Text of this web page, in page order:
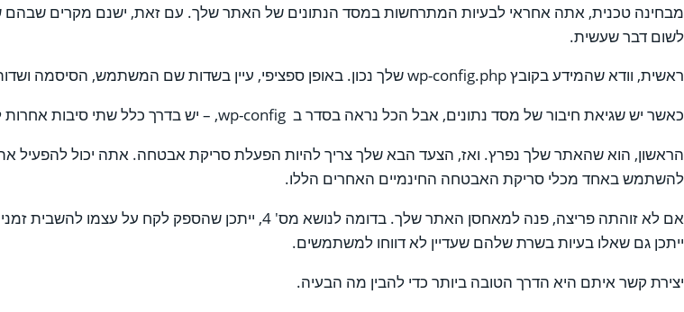
מבחינה טכנית, אתה אחראי לבעיות המתרחשות במסד הנתונים של האתר שלך. עם זאת, ישנם מקרים שבהם
לשום דבר שעשית.
ראשית, וודא שהמידע בקובץ wp-config.php שלך נכון. באופן ספציפי, עיין בשדות שם המשתמש, הסיסמה ושדות המאחסן. אם משהו שגוי שם, עדכן, שמור ובדוק את האתר שלך.
כאשר יש שגיאת חיבור של מסד נתונים, אבל הכל נראה בסדר ב wp-config, – יש בדרך כלל שתי סיבות אחרות לכך.
להשתמש באחד מכלי סריקת האבטחה החינמיים האחרים הללו.
אם לא זוהתה פריצה, פנה למאחסן האתר שלך. בדומה לנושא מס' 4, ייתכן שהספק לקח על עצמו להשבית זמנית את מסד הנתונים שלך עקב שימוש מופרז או הפרה חוזית אחרת.
ייתכן גם שאלו בעיות בשרת שלהם שעדיין לא דווחו למשתמשים.
יצירת קשר איתם היא הדרך הטובה ביותר כדי להבין מה הבעיה.